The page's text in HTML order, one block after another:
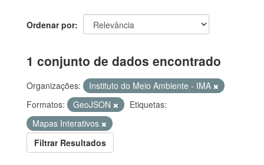
Ordenar por
1 conjunto de dados encontrado
Organizações:
Instituto do Meio Ambiente - IMA
Formatos:
GeoJSON
Etiquetas:
Mapas Interativos
Filtrar Resultados